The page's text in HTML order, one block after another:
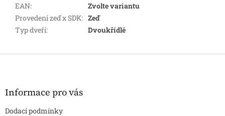
EAN:
Zvolte variantu
Provedení zeď x SDK: Zeď
Typ dveří: Dvoukřídlé
Z
Informace pro vás
Dodací podmínky